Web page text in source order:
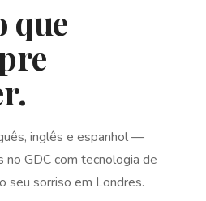
que
inglês e espanhol —
GDC com tecnologia de
seu sorriso em Londres.